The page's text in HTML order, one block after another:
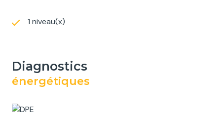
1 niveau(x)
diagnostics
énergétiques